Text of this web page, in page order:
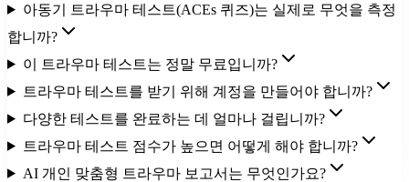
아동기 트라우마 테스트(ACEs 퀴즈)는 실제로 무엇을 측정
합니까?
이 트라우마 테스트는 정말 무료입니까?
트라우마 테스트를 받기 위해 계정을 만들어야 합니까?
다양한 테스트를 완료하는 데 얼마나 걸립니까?
트라우마 테스트 점수가 높으면 어떻게 해야 합니까?
AI 개인 맞춤형 트라우마 보고서는 무엇인가요?